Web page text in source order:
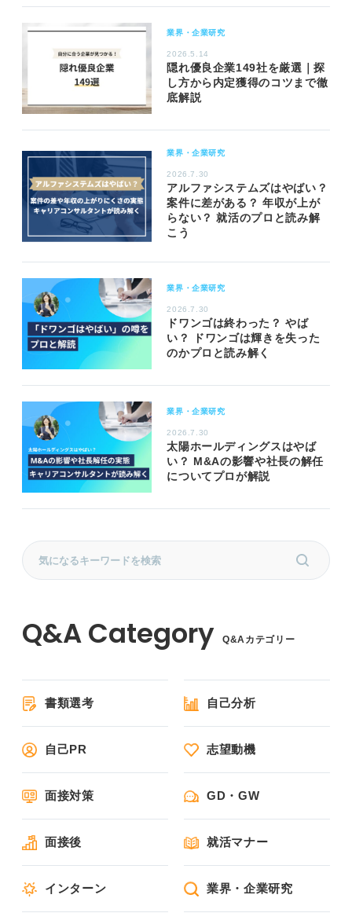
業界・企業研究
2026.5.14
隠れ優良企業149社を厳選｜探
し方から内定獲得のコツまで徹
底解説
業界・企業研究
2026.7.30
アルファシステムズはやばい？
案件に差がある？ 年収が上が
らない？ 就活のプロと読み解
こう
業界・企業研究
2026.7.30
ドワンゴは終わった？ やば
い？ ドワンゴは輝きを失った
のかプロと読み解く
業界・企業研究
2026.7.30
太陽ホールディングスはやば
い？ M&Aの影響や社長の解任
についてプロが解説
Q&Aカテゴリー
書類選考 自己分析
自己PR 志望動機
面接対策 GD・GW
面接後 就活マナー
インターン 業界・企業研究